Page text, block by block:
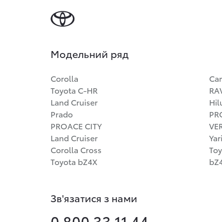
Модельний ряд
Corolla
Toyota C-HR
Land Cruiser
Prado
PROACE CITY
Land Cruiser
Corolla Cross
Toyota bZ4X
Зв'язатися з нами